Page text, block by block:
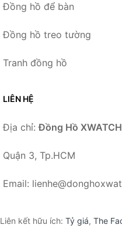
Đồng hồ để bàn
Đồng hồ treo tường
Tranh đồng hồ
LIÊN HỆ
Địa chỉ:Đồng Hồ XWATCH
Quận 3, Tp.HCM
Email:
Liên kết hữu ích: Tỷ giá, The